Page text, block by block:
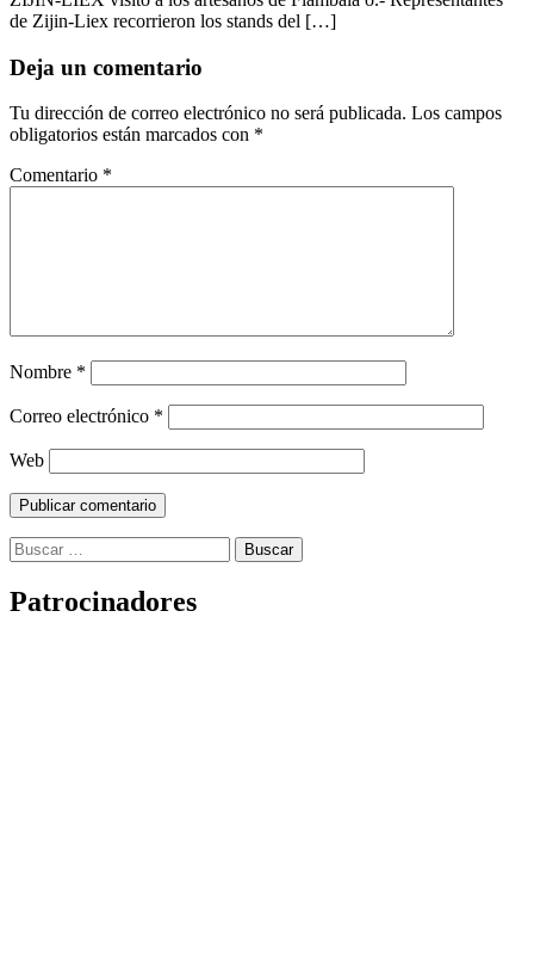
de Zijin-Liex recorrieron los stands del […]
Deja un comentario
Tu dirección de correo electrónico no será publicada. Los campos
obligatorios están marcados con *
Comentario *
Nombre *
Correo electrónico *
Web
Buscar:
Patrocinadores